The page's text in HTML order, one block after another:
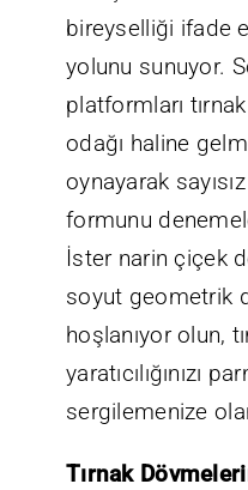
bireyselliği ifade
yolunu sunuyor.
platformları
odağı haline
oynayarak
formunu
İster narin çiçek
soyut geometrik
hoşlanıyor olun,
yaratıcılığınızı
sergilemenize
Tırnak